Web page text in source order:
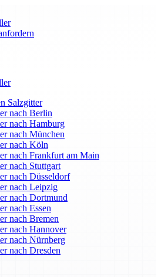
Salzgitter
nach Berlin
nach Hamburg
nach München
nach Köln
nach Frankfurt am Main
nach Stuttgart
nach Düsseldorf
nach Leipzig
nach Dortmund
nach Essen
nach Bremen
nach Hannover
nach Nürnberg
nach Dresden